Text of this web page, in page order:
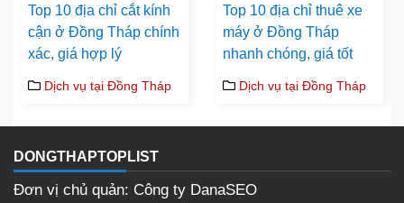
Top 10 địa chỉ cắt kính
cận ở Đồng Tháp chính
xác, giá hợp lý
Dịch vụ tại Đồng Tháp
Top 10 địa chỉ thuê xe
máy ở Đồng Tháp
nhanh chóng, giá tốt
Dịch vụ tại Đồng Tháp
DONGTHAPTOPLIST
Đơn vị chủ quản: Công ty DanaSEO